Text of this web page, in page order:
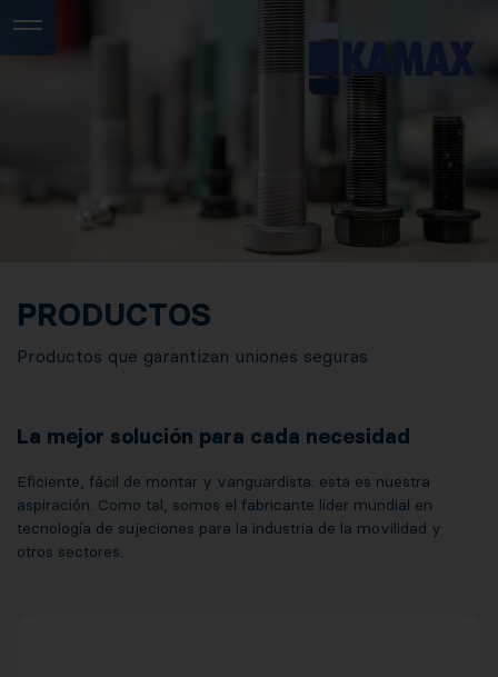
PRODUCTOS
Productos que garantizan uniones seguras
La mejor solución para cada necesidad
Eficiente, fácil de montar y vanguardista: esta es nuestra
aspiración. Como tal, somos el fabricante líder mundial en
tecnología de sujeciones para la industria de la movilidad y
otros sectores.